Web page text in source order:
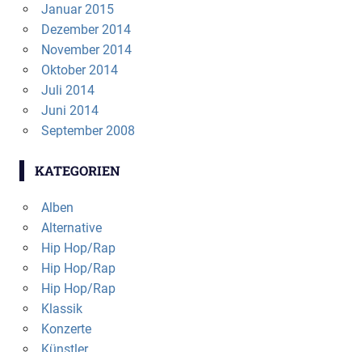
Januar 2015
Dezember 2014
November 2014
Oktober 2014
Juli 2014
Juni 2014
September 2008
KATEGORIEN
Alben
Alternative
Hip Hop/Rap
Hip Hop/Rap
Hip Hop/Rap
Klassik
Konzerte